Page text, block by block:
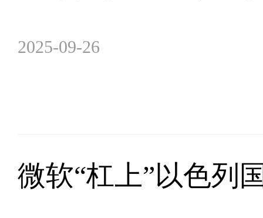
2025-09-26
微软“杠上”以色列